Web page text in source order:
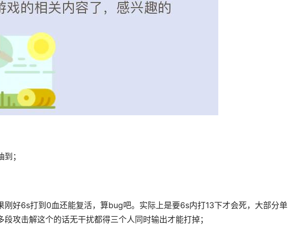
；
刚好6s打到0血还能复活，算bug吧。实际上是要6s内打13下才会死，大部分单
攻击解这个的话无干扰都得三个人同时输出才能打掉；